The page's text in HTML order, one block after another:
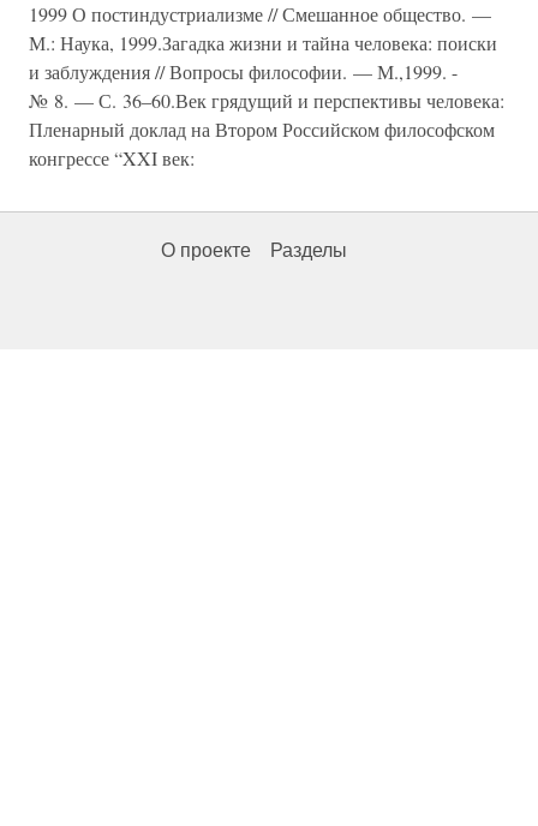
1999 О постиндустриализме // Смешанное общество. —
М.: Наука, 1999.Загадка жизни и тайна человека: поиски
и заблуждения // Вопросы философии. — М.,1999. -
№ 8. — С. 36–60.Век грядущий и перспективы человека:
Пленарный доклад на Втором Российском философском
конгрессе “XXI век:
О проекте Разделы